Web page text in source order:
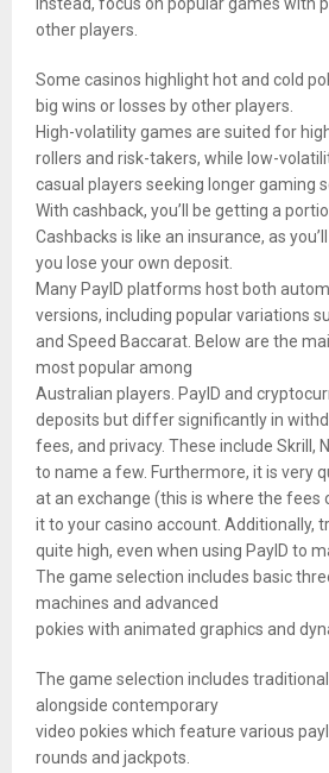
Instead, focus on popular games with
other players.
Some casinos highlight hot and cold
big wins or losses by other players.
High-volatility games are suited for
rollers and risk-takers, while low-
casual players seeking longer gaming
With cashback, you’ll be getting a
Cashbacks is like an insurance, as
you lose your own deposit.
Many PayID platforms host both
versions, including popular variations
and Speed Baccarat. Below are the
most popular among
Australian players. PayID and
deposits but differ significantly in
fees, and privacy. These include Skrill,
to name a few. Furthermore, it is very
at an exchange (this is where the fees
it to your casino account. Additionally,
quite high, even when using PayID to
The game selection includes basic
machines and advanced
pokies with animated graphics and
The game selection includes
alongside contemporary
video pokies which feature various
rounds and jackpots.